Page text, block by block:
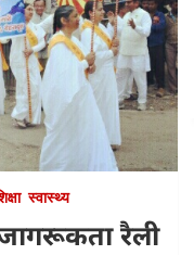
स्वास्थ्य
रैली